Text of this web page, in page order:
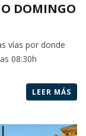
DOMINGO
vías por donde
08:30h
LEER MÁS